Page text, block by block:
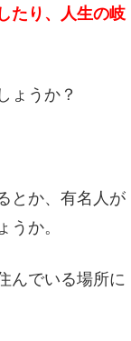
たり、人生の岐
ょうか？
とか、有名人が
か。
んでいる場所に